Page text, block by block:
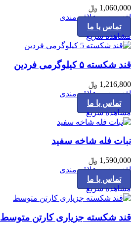
1,060,000 ﷼
افزودن به علاقه مندی
تماس با ما
مشاهده سریع
قند شکسته ۵ کیلوگرمی فردین
1,216,800 ﷼
افزودن به علاقه مندی
تماس با ما
مشاهده سریع
نبات فله شاخه سفید
1,590,000 ﷼
افزودن به علاقه مندی
تماس با ما
مشاهده سریع
قند شکسته جزیاری کارتن متوسط